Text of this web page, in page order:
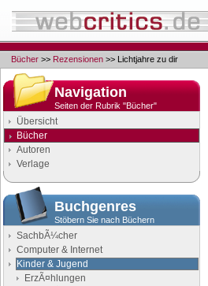
Bücher >> Rezensionen >> Lichtjahre zu dir
Navigation
Seiten der Rubrik "Bücher"
Übersicht
Bücher
Autoren
Verlage
Buchgenres
Stöbern Sie nach Büchern
SachbÃ¼cher
Computer & Internet
Kinder & Jugend
ErzÃ¤hlungen